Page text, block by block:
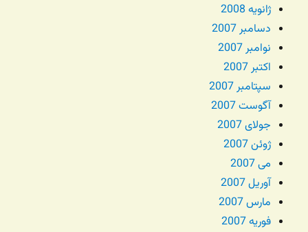
ژانویه 2008
دسامبر 2007
نوامبر 2007
اکتبر 2007
سپتامبر 2007
آگوست 2007
جولای 2007
ژوئن 2007
می 2007
آوریل 2007
مارس 2007
فوریه 2007